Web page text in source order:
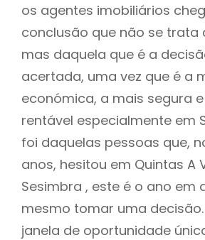
os agentes imobiliários
conclusão que não se trata
mas daquela que é a
acertada, uma vez que é a
económica, a mais segura
rentável especialmente em
foi daquelas pessoas que,
anos, hesitou em Quintas A
Sesimbra , este é o ano em
mesmo tomar uma
janela de oportunidade